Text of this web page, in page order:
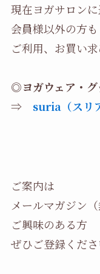
現在ヨガサロン
会員様以外の方も
ご利用、お買い求
◎ヨガウェア・グ
⇒ suria（スリ
ご案内は
メールマガジン（
ご興味のある方
ぜひご登録くださ